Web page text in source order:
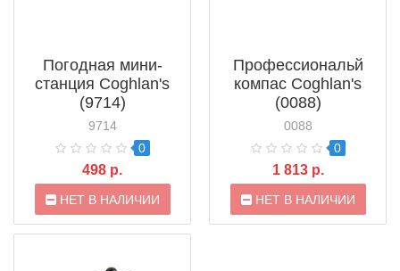
Погодная мини-
станция Coghlan's
(9714)
9714
0
498 р.
НЕТ В НАЛИЧИИ
Профессиональй
компас Coghlan's
(0088)
0088
0
1 813 р.
НЕТ В НАЛИЧИИ